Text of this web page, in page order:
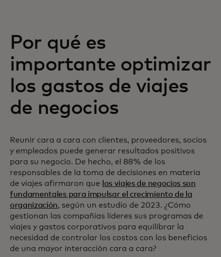
Por qué es
importante optimizar
los gastos de viajes
de negocios
Reunir cara a cara con clientes, proveedores, socios
y empleados puede generar resultados positivos
para su negocio. De hecho, el 88% de los
responsables de la toma de decisiones en materia
de viajes afirmaron que
los viajes de negocios son
fundamentales para impulsar el crecimiento de la
organización, según un estudio de 2023. ¿Cómo
gestionan las compañías líderes sus programas de
viajes y gastos corporativos para equilibrar la
necesidad de controlar los costos con los beneficios
de una mayor interacción cara a cara?